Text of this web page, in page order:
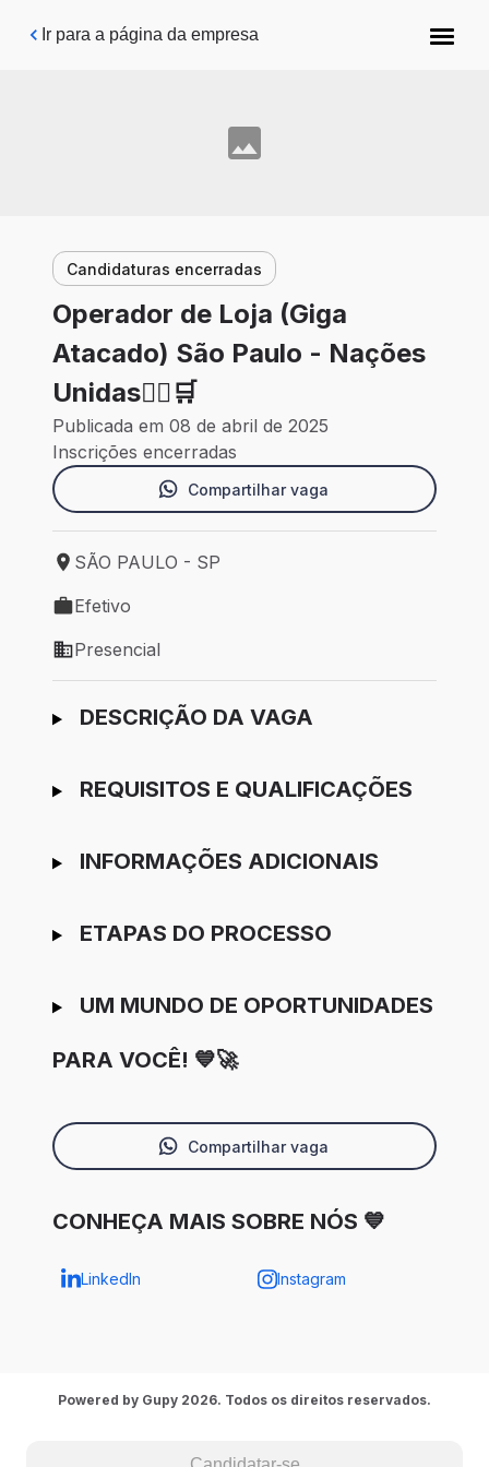
Pular para o conteúdo principal
Ir para a página da empresa
Candidaturas encerradas
Operador de Loja (Giga
Atacado) São Paulo - Nações
Unidas🙍‍♀️🛒
Publicada em 08 de abril de 2025
Inscrições encerradas
Compartilhar vaga
Local de trabalho: SÃO PAULO - SP
SÃO PAULO - SP
Tipo de vaga: Efetivo
Efetivo
Modelo de trabalho: Presencial
Presencial
Ir para candidatura
DESCRIÇÃO DA VAGA
REQUISITOS E QUALIFICAÇÕES
INFORMAÇÕES ADICIONAIS
ETAPAS DO PROCESSO
UM MUNDO DE OPORTUNIDADES
PARA VOCÊ! 💙🚀
Compartilhar vaga
CONHEÇA MAIS SOBRE NÓS 💙
LinkedIn Instagram
Powered by Gupy 2026. Todos os direitos reservados.